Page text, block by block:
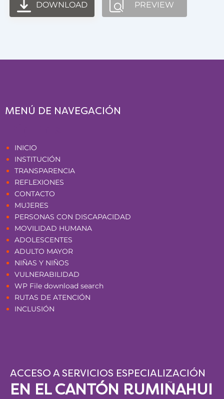
DOWNLOAD PREVIEW
MENÚ DE NAVEGACIÓN
INICIO
INSTITUCIÓN
TRANSPARENCIA
REFLEXIONES
CONTACTO
MUJERES
PERSONAS CON DISCAPACIDAD
MOVILIDAD HUMANA
ADOLESCENTES
ADULTO MAYOR
NIÑAS Y NIÑOS
VULNERABILIDAD
WP File download search
RUTAS DE ATENCIÓN
INCLUSIÓN
ACCESO A SERVICIOS ESPECIALIZACIÓN
EN EL CANTÓN RUMIÑAHUI